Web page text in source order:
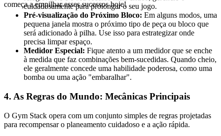
começa a empilhar esses sucessos hoje!
cuidadosamente para prolongar o seu jogo.
Pré-visualização do Próximo Bloco: Em alguns modos, uma
pequena janela mostra o próximo tipo de peça ou bloco que
será adicionado à pilha. Use isso para estrategizar onde
precisa limpar espaço.
Medidor Especial: Fique atento a um medidor que se enche
à medida que faz combinações bem-sucedidas. Quando cheio,
ele geralmente concede uma habilidade poderosa, como uma
bomba ou uma ação "embaralhar".
4. As Regras do Mundo: Mecânicas Principais
O Gym Stack opera com um conjunto simples de regras projetadas
para recompensar o planeamento cuidadoso e a ação rápida.